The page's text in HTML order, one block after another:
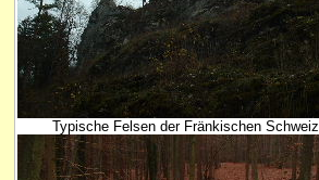
Typische Felsen der Fränkischen Schweiz